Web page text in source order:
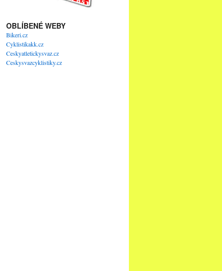
OBLÍBENÉ WEBY
Bikeri.cz
Cyklistikakk.cz
Ceskyatletickysvaz.cz
Ceskysvazcyklistiky.cz